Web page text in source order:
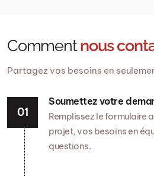
Commentnous
Partagez vos besoins en
Soumettez votre
Remplissez le formulaire
projet, vos besoins en
questions.